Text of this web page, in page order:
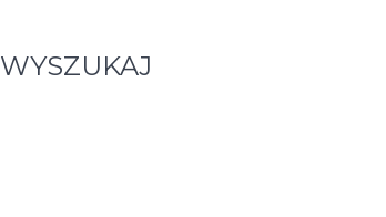
WYSZUKAJ